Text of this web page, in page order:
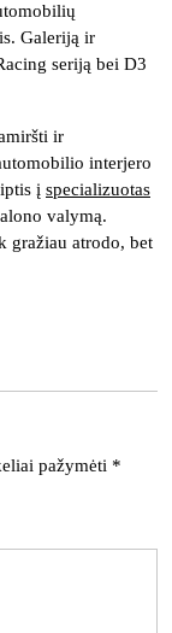
Galeriją ir
seriją bei D3
ir
interjero
į specializuotas
valymą.
gražiau atrodo, bet
pažymėti *